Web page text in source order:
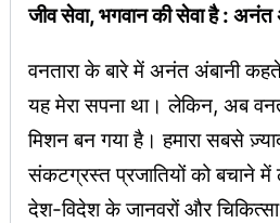
जीव सेवा, भगवान की सेवा है : अनंत
वनतारा के बारे में अनंत अंबानी
यह मेरा सपना था। लेकिन, अब
मिशन बन गया है। हमारा सबसे
संकटग्रस्त प्रजातियों को बचाने में
देश-विदेश के जानवरों और